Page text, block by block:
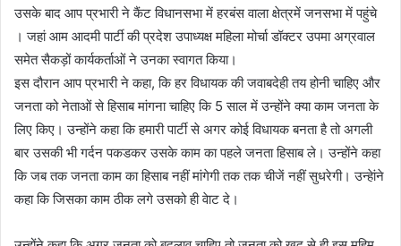
उसके बाद आप प्रभारी ने कैंट विधानसभा में हरबंस वाला क्षेत्रमें जनसभा में पहुंचे
। जहां आम आदमी पार्टी की प्रदेश उपाध्यक्ष महिला मोर्चा डॉक्टर उपमा अग्रवाल
समेत सैकड़ों कार्यकर्ताओं ने उनका स्वागत किया।
इस दौरान आप प्रभारी ने कहा, कि हर विधायक की जवाबदेही तय होनी चाहिए और
जनता को नेताओं से हिसाब मांगना चाहिए कि 5 साल में उन्होंने क्या काम जनता के
लिए किए। उन्होंने कहा कि हमारी पार्टी से अगर कोई विधायक बनता है तो अगली
बार उसकी भी गर्दन पकडकर उसके काम का पहले जनता हिसाब ले। उन्होंने कहा
कि जब तक जनता काम का हिसाब नहीं मांगेगी तक तक चीजें नहीं सुधरेगी। उन्हेांने
कहा कि जिसका काम ठीक लगे उसको ही वेाट दे।